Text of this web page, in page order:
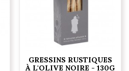
GRESSINS RUSTIQUES
À L'OLIVE NOIRE - 130G